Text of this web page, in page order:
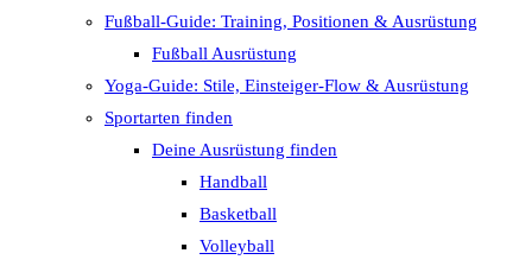
Fußball-Guide: Training, Positionen & Ausrüstung
Fußball Ausrüstung
Yoga-Guide: Stile, Einsteiger-Flow & Ausrüstung
Sportarten finden
Deine Ausrüstung finden
Handball
Basketball
Volleyball